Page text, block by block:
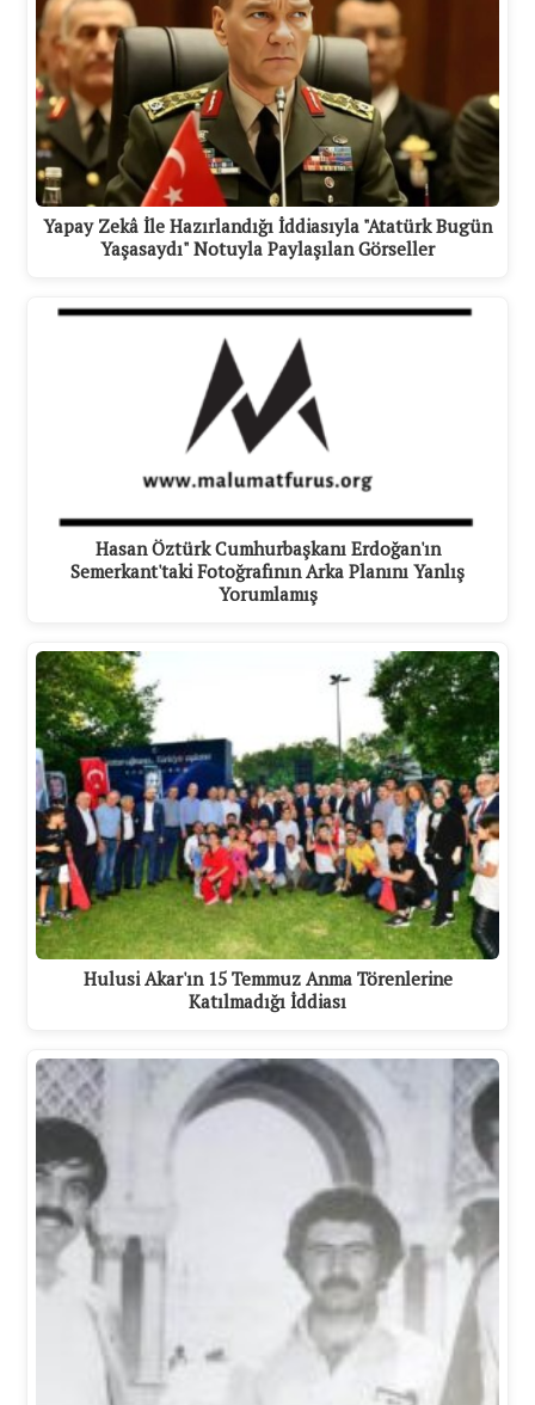
Yapay Zekâ İle Hazırlandığı İddiasıyla "Atatürk Bugün
Yaşasaydı" Notuyla Paylaşılan Görseller
Hasan Öztürk Cumhurbaşkanı Erdoğan'ın
Semerkant'taki Fotoğrafının Arka Planını Yanlış
Yorumlamış
Hulusi Akar'ın 15 Temmuz Anma Törenlerine
Katılmadığı İddiası